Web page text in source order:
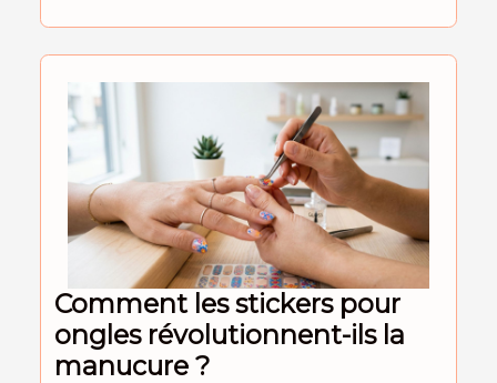
Comment les stickers pour
ongles révolutionnent-ils la
manucure ?